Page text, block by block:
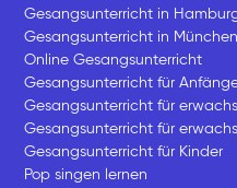
Gesangsunterricht in
Gesangsunterricht in München
Online Gesangsunterricht
Gesangsunterricht für
Gesangsunterricht für
Gesangsunterricht für
Gesangsunterricht für Kinder
Pop singen lernen